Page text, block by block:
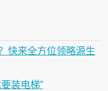
快来全方位领略源生
装电梯”